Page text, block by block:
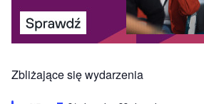
Zbliżające się wydarzenia